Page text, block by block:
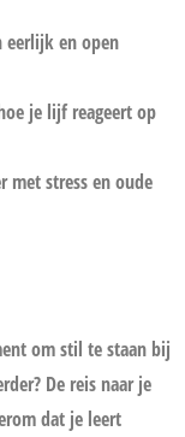
eerlijk en open
je lijf reageert op
met stress en oude
om stil te staan bij
De reis naar je
dat je leert